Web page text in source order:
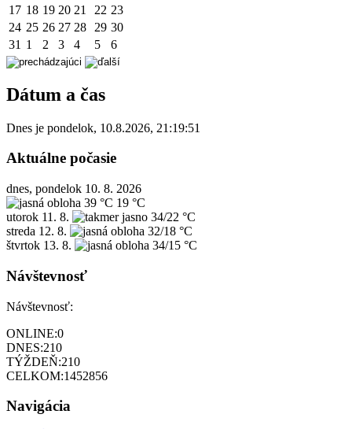
17 18 19 20 21 22 23
24 25 26 27 28 29 30
31 1 2 3 4 5 6
Dátum a čas
Dnes je pondelok, 10.8.2026, 21:19:51
Aktuálne počasie
dnes, pondelok 10. 8. 2026
39 °C 19 °C
utorok 11. 8.
34/22 °C
streda 12. 8.
32/18 °C
štvrtok 13. 8. 34/15 °C
Návštevnosť
Návštevnosť:
ONLINE:0
DNES:210
TÝŽDEŇ:210
CELKOM:1452856
Navigácia